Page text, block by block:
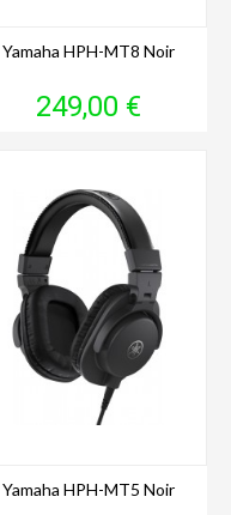
Yamaha HPH-MT8 Noir
Prix
249,00 €
Yamaha HPH-MT5 Noir